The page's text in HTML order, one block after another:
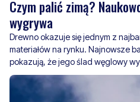
materiałów na rynku. Najnowsze
pokazują, że jego ślad węglowy
węglowego innych powszechnie
pochłaniają aż trzysta razy więcej